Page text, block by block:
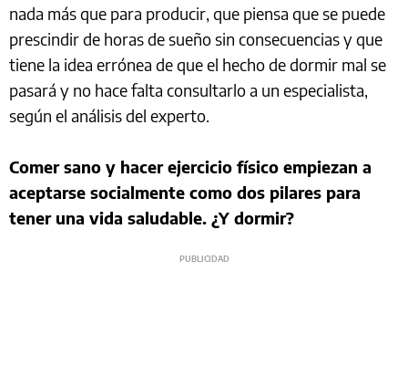
nada más que para producir, que piensa que se puede
prescindir de horas de sueño sin consecuencias y que
tiene la idea errónea de que el hecho de dormir mal se
pasará y no hace falta consultarlo a un especialista,
según el análisis del experto.
Comer sano y hacer ejercicio físico empiezan a
aceptarse socialmente como dos pilares para
tener una vida saludable. ¿Y dormir?